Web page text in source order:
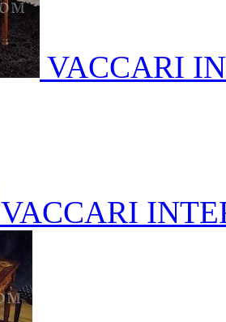
VACCARI
VACCARI